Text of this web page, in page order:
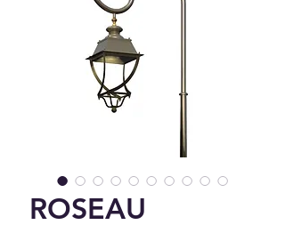
ROSEAU